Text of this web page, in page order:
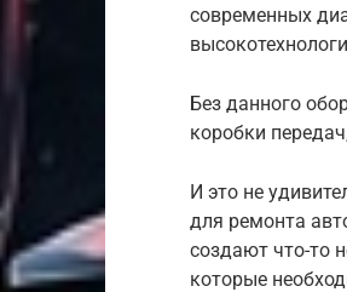
современных
Без данного
коробки
И это не
для ремонта
создают что-то
которые